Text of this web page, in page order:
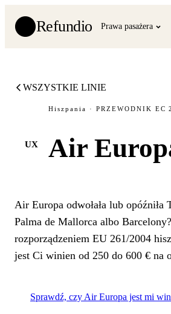
Refundio Prawa pasażera
WSZYSTKIE LINIE
UX
Hiszpania · PRZEWODNIK EC
Air
Air Europa odwołała lub
Palma de Mallorca albo
rozporządzeniem EU 261/2004
jest Ci winien od 250 do 600 € na
Sprawdź, czy Air Europa jest mi